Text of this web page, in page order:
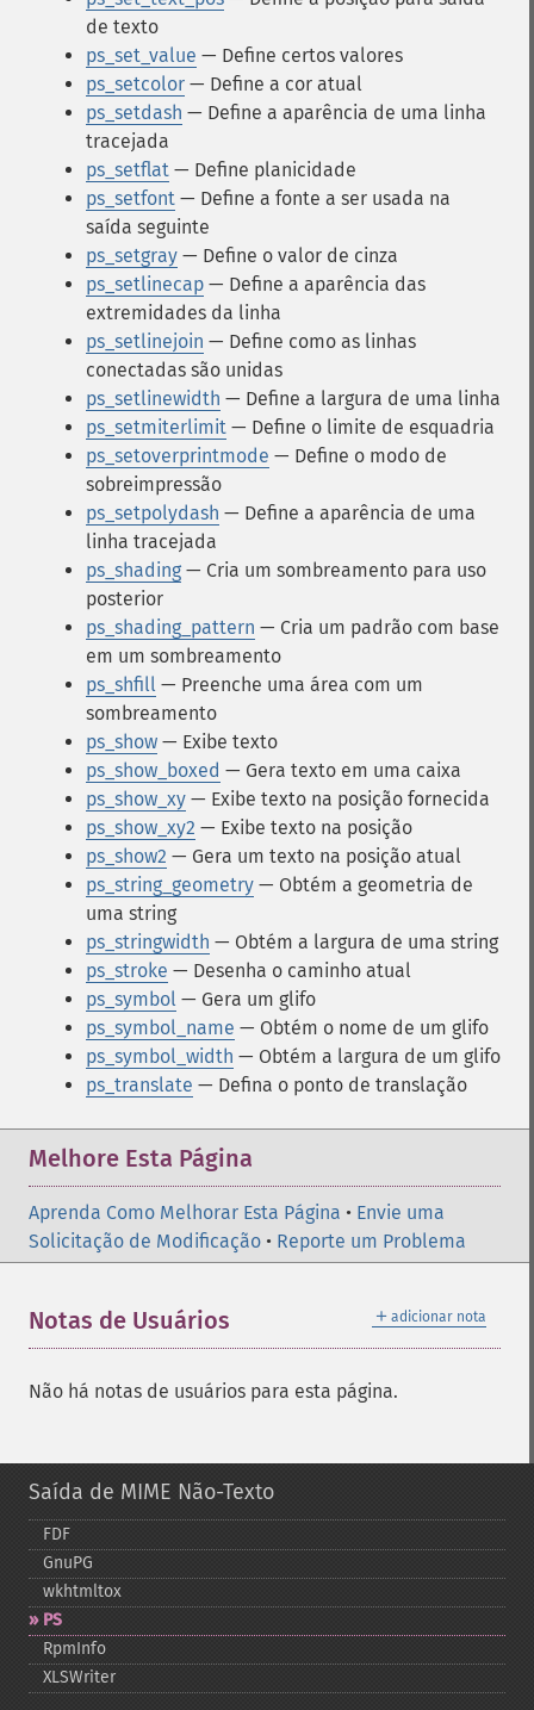
de texto
ps_set_value — Define certos valores
ps_setcolor — Define a cor atual
ps_setdash — Define a aparência de uma linha
tracejada
ps_setflat — Define planicidade
ps_setfont — Define a fonte a ser usada na
saída seguinte
ps_setgray — Define o valor de cinza
ps_setlinecap — Define a aparência das
extremidades da linha
ps_setlinejoin — Define como as linhas
conectadas são unidas
ps_setlinewidth — Define a largura de uma linha
ps_setmiterlimit — Define o limite de esquadria
ps_setoverprintmode — Define o modo de
sobreimpressão
ps_setpolydash — Define a aparência de uma
linha tracejada
ps_shading — Cria um sombreamento para uso
posterior
ps_shading_pattern — Cria um padrão com base
em um sombreamento
ps_shfill — Preenche uma área com um
sombreamento
ps_show — Exibe texto
ps_show_boxed — Gera texto em uma caixa
ps_show_xy — Exibe texto na posição fornecida
ps_show_xy2 — Exibe texto na posição
ps_show2 — Gera um texto na posição atual
ps_string_geometry — Obtém a geometria de
uma string
ps_stringwidth — Obtém a largura de uma string
ps_stroke — Desenha o caminho atual
ps_symbol — Gera um glifo
ps_symbol_name — Obtém o nome de um glifo
ps_symbol_width — Obtém a largura de um glifo
ps_translate — Defina o ponto de translação
Melhore Esta Página
Aprenda Como Melhorar Esta Página • Envie uma
Solicitação de Modificação • Reporte um Problema
＋ adicionar nota
Notas de Usuários
Não há notas de usuários para esta página.
Saída de MIME Não-Texto
FDF
GnuPG
wkhtmltox
PS
RpmInfo
XLSWriter